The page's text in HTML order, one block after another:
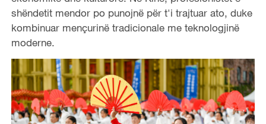
shëndetit mendor po punojnë për t'i trajtuar ato, duke
kombinuar mençurinë tradicionale me teknologjinë
moderne.